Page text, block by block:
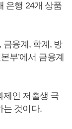
은행 24개 상품
금융계, 학계, 방
부’에서 금융계
제인 저출생 극
는 것이다.